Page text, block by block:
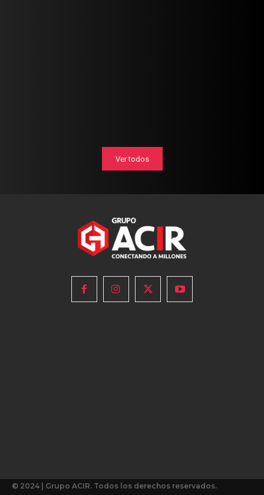
Ver todos
© 2024 | Grupo ACIR. Todos los derechos reservados.